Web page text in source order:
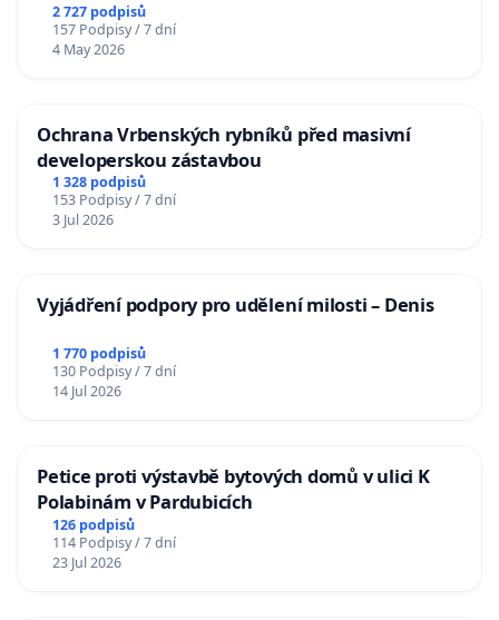
2 727 podpisů
157 Podpisy / 7 dní
4 May 2026
Ochrana Vrbenských rybníků před masivní
developerskou zástavbou
1 328 podpisů
153 Podpisy / 7 dní
3 Jul 2026
Vyjádření podpory pro udělení milosti – Denis
1 770 podpisů
130 Podpisy / 7 dní
14 Jul 2026
Petice proti výstavbě bytových domů v ulici K
Polabinám v Pardubicích
126 podpisů
114 Podpisy / 7 dní
23 Jul 2026